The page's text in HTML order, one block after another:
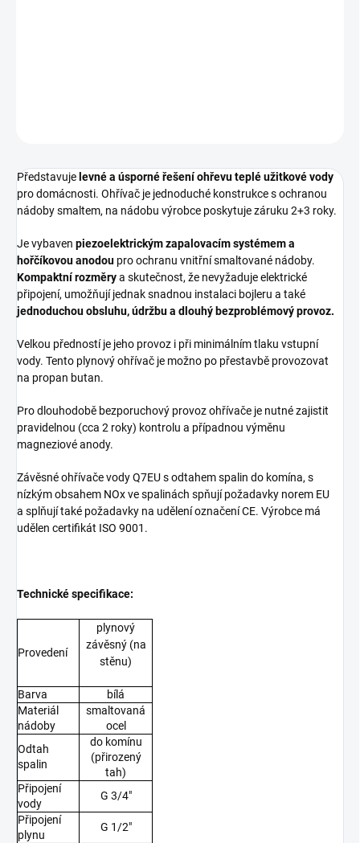
Představuje levné a úsporné řešení ohřevu teplé užitkové vody
pro domácnosti. Ohřívač je jednoduché konstrukce s ochranou
nádoby smaltem, na nádobu výrobce poskytuje záruku 2+3 roky.
Je vybaven piezoelektrickým zapalovacím systémem a
hořčíkovou anodou pro ochranu vnitřní smaltované nádoby.
Kompaktní rozměrya skutečnost, že nevyžaduje elektrické
připojení, umožňují jednak snadnou instalaci bojleru a také
jednoduchou obsluhu, údržbu a dlouhý bezproblémový provoz.
Velkou předností je jeho provoz i při minimálním tlaku vstupní
vody. Tento plynový ohřívač je možno po přestavbě provozovat
na propan butan.
Pro dlouhodobě bezporuchový provoz ohřívače je nutné zajistit
pravidelnou (cca 2 roky) kontrolu a případnou výměnu
magneziové anody.
Závěsné ohřívače vody Q7EU s odtahem spalin do komína, s
nízkým obsahem NOx ve spalinách spňují požadavky norem EU
a splňují také požadavky na udělení označení CE. Výrobce má
udělen certifikát ISO 9001.
Technické specifikace:
Provedení
plynový
závěsný (na
stěnu)
Barva
bílá
Materiál
nádoby
smaltovaná
ocel
Odtah
spalin
do komínu
(přirozený
tah)
Připojení
vody
G 3/4"
Připojení
plynu
G 1/2"